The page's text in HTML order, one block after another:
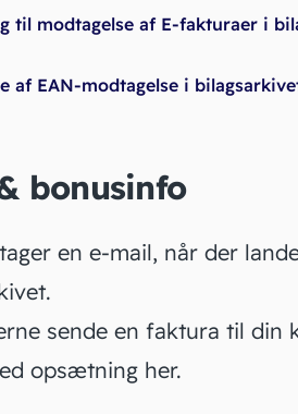
til modtagelse af E-fakturaer i
af EAN-modtagelse i
bonusinfo
en e-mail, når der
sende en faktura til din
opsætning her.